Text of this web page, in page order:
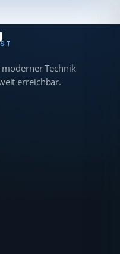
Technik
erreichbar.